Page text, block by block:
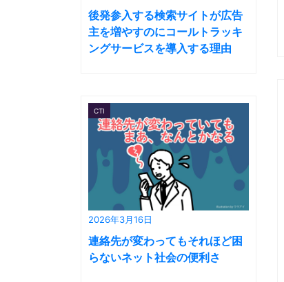
後発参入する検索サイトが広告
主を増やすのにコールトラッキ
ングサービスを導入する理由
2026年3月16日
CTI
連絡先が変わってもそれほど困
らないネット社会の便利さ